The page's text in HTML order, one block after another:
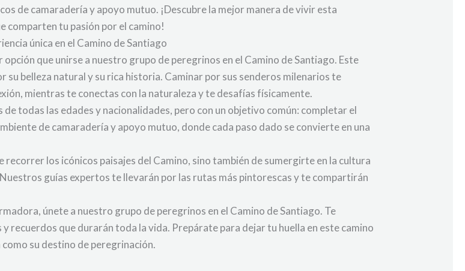
de camaradería y apoyo mutuo. ¡Descubre la mejor manera de vivir esta
comparten tu pasión por el camino!
única en el Camino de Santiago
que unirse a nuestro grupo de peregrinos en el Camino de Santiago. Este
belleza natural y su rica historia. Caminar por sus senderos milenarios te
mientras te conectas con la naturaleza y te desafías físicamente.
todas las edades y nacionalidades, pero con un objetivo común: completar el
de camaradería y apoyo mutuo, donde cada paso dado se convierte en una
los icónicos paisajes del Camino, sino también de sumergirte en la cultura
guías expertos te llevarán por las rutas más pintorescas y te compartirán
únete a nuestro grupo de peregrinos en el Camino de Santiago. Te
recuerdos que durarán toda la vida. Prepárate para dejar tu huella en este camino
su destino de peregrinación.